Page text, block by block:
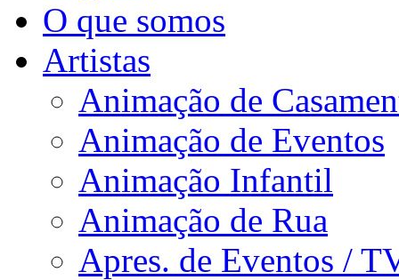
O que somos
Artistas
Animação de
Animação de Eventos
Animação Infantil
Animação de Rua
Apres. de Eventos /